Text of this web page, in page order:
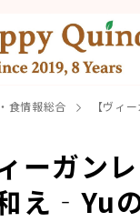
食情報総合 【ヴィ
ィーガン
え‐Yu